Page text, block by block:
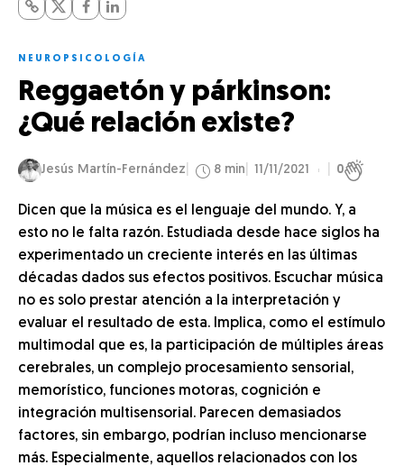
NEUROPSICOLOGÍA
Reggaetón y párkinson:
¿Qué relación existe?
Jesús Martín-Fernández 8 min 11/11/2021 0
Dicen que la música es el lenguaje del mundo. Y, a
esto no le falta razón. Estudiada desde hace siglos ha
experimentado un creciente interés en las últimas
décadas dados sus efectos positivos. Escuchar música
no es solo prestar atención a la interpretación y
evaluar el resultado de esta. Implica, como el estímulo
multimodal que es, la participación de múltiples áreas
cerebrales, un complejo procesamiento sensorial,
memorístico, funciones motoras, cognición e
integración multisensorial. Parecen demasiados
factores, sin embargo, podrían incluso mencionarse
más. Especialmente, aquellos relacionados con los